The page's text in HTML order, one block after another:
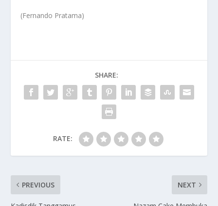
(Fernando Pratama)
SHARE:
RATE:
PREVIOUS NEXT